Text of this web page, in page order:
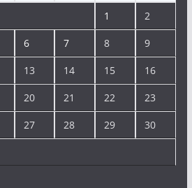
1 2
6 7 8 9
13 14 15 16
20 21 22 23
27 28 29 30